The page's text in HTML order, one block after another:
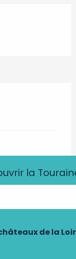
la
de la